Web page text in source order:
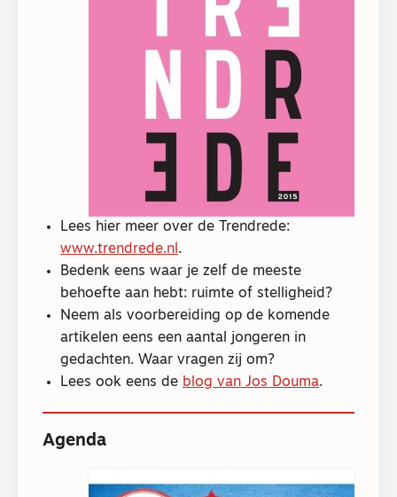
Lees hier meer over de Trendrede:
www.trendrede.nl.
Bedenk eens waar je zelf de meeste
behoefte aan hebt: ruimte of stelligheid?
Neem als voorbereiding op de komende
artikelen eens een aantal jongeren in
gedachten. Waar vragen zij om?
Lees ook eens de blog van Jos Douma.
Agenda